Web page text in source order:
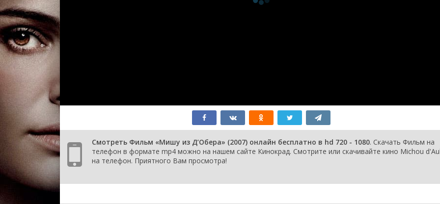
Смотреть Фильм «Мишу из Д’Обера» (2007) онлайн бесплатно в hd 720 - 1080. Скачать Фильм на
телефон в формате mp4 можно на нашем сайте Кинокрад. Смотрите или скачивайте кино Michou
на телефон. Приятного Вам просмотра!